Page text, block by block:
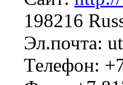
198216
Эл.почта:
Телефон: